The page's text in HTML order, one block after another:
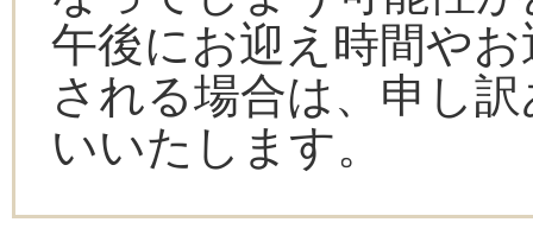
午後にお迎え時間や
される場合は、申し
いいたします。